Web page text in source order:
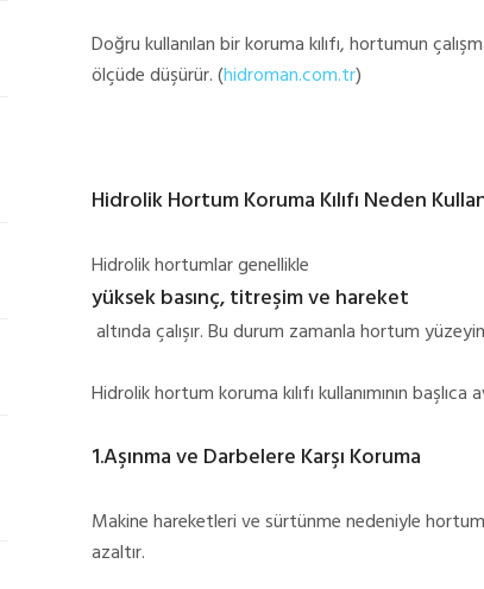
Doğru kullanılan bir koruma kılıfı, hortumun
ölçüde düşürür. (hidroman.com.tr)
Hidrolik Hortum Koruma Kılıfı Neden
Hidrolik hortumlar genellikle
yüksek basınç, titreşim ve hareket
altında çalışır. Bu durum zamanla hortum
Hidrolik hortum koruma kılıfı kullanımının başlıca
1.Aşınma ve Darbelere Karşı Koruma
Makine hareketleri ve sürtünme nedeniyle hortum
azaltır.